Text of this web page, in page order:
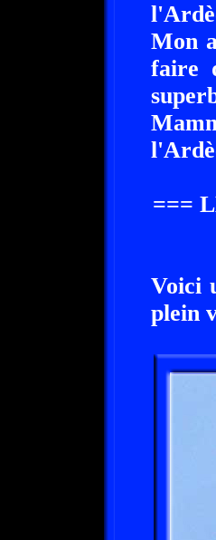
Mon
faire
===
Voici
plein